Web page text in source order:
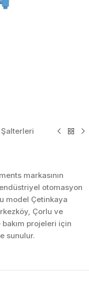
Şalterleri
markasının
otomasyon
model Çetinkaya
Çorlu ve
projeleri için
sunulur.